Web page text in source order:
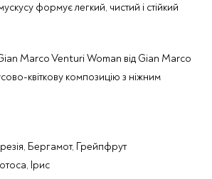
формує легкий, чистий і стійкий
Marco Venturi Woman від Gian Marco
квіткову композицію з ніжним
Бергамот, Грейпфрут
Ірис